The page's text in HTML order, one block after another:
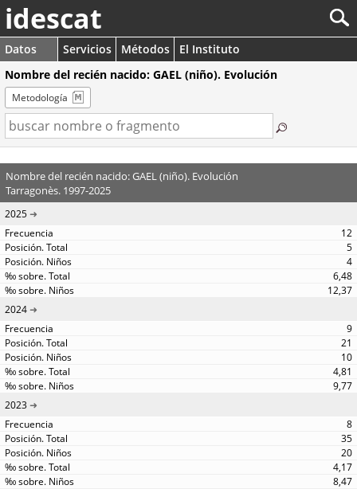
idescat
Datos Servicios Métodos
El Instituto
Nombre del recién nacido: GAEL (niño). Evolución
Metodología
Nombre del recién nacido: GAEL (niño). Evolución
Tarragonès. 1997-2025
2025
12
5
4
6,48
12,37
2024
9
21
10
4,81
9,77
2023
8
35
20
4,17
8,47